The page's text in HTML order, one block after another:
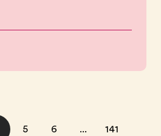
5 6 ... 141